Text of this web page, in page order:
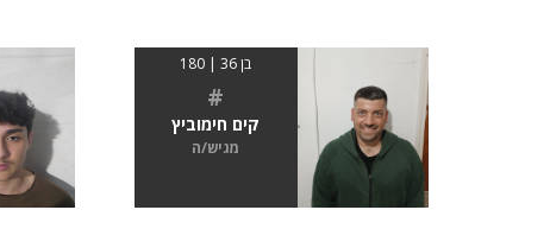
בן 36 | 180
#
קים חימוביץ
מגיש/ה